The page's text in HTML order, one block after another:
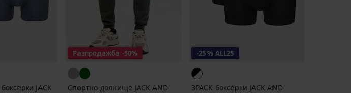
JACK
Разпродажба -50%
Спортно долнище JACK AND
-25 % ALL25
3PACK боксерки JACK AND